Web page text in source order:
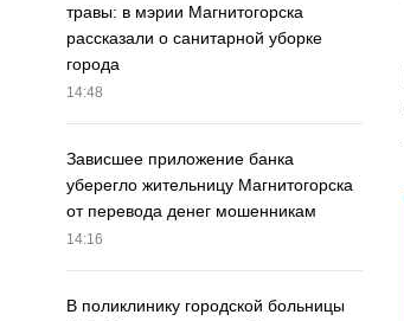
травы: в мэрии Магнитогорска
рассказали о санитарной уборке
города
14:48
Зависшее приложение банка
уберегло жительницу Магнитогорска
от перевода денег мошенникам
14:16
В поликлинику городской больницы